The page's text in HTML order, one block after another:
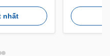
8GB
Phạm vi
tính xách tay
nhất
năng phân